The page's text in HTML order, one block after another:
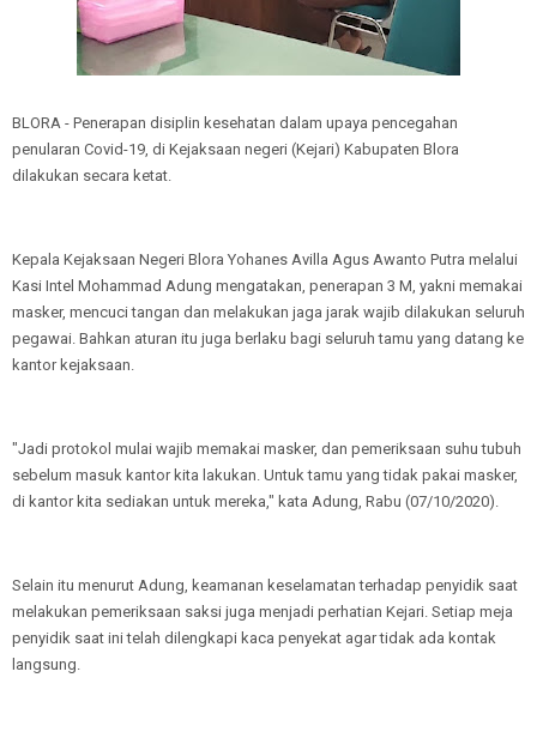
BLORA - Penerapan disiplin kesehatan dalam upaya pencegahan
penularan Covid-19, di Kejaksaan negeri (Kejari) Kabupaten Blora
dilakukan secara ketat.
Kepala Kejaksaan Negeri Blora Yohanes Avilla Agus Awanto Putra melalui
Kasi Intel Mohammad Adung mengatakan, penerapan 3 M, yakni memakai
masker, mencuci tangan dan melakukan jaga jarak wajib dilakukan seluruh
pegawai. Bahkan aturan itu juga berlaku bagi seluruh tamu yang datang ke
kantor kejaksaan.
"Jadi protokol mulai wajib memakai masker, dan pemeriksaan suhu tubuh
sebelum masuk kantor kita lakukan. Untuk tamu yang tidak pakai masker,
di kantor kita sediakan untuk mereka," kata Adung, Rabu (07/10/2020).
Selain itu menurut Adung, keamanan keselamatan terhadap penyidik saat
melakukan pemeriksaan saksi juga menjadi perhatian Kejari. Setiap meja
penyidik saat ini telah dilengkapi kaca penyekat agar tidak ada kontak
langsung.